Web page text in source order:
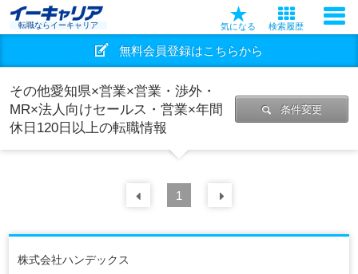
転職ならイーキャリア 気になる 検索履歴
無料会員登録はこちらから
その他愛知県×営業×営業・渉外・
MR×法人向けセールス・営業×年間
休日120日以上の転職情報
条件変更
前の 件
1
株式会社ハンデックス